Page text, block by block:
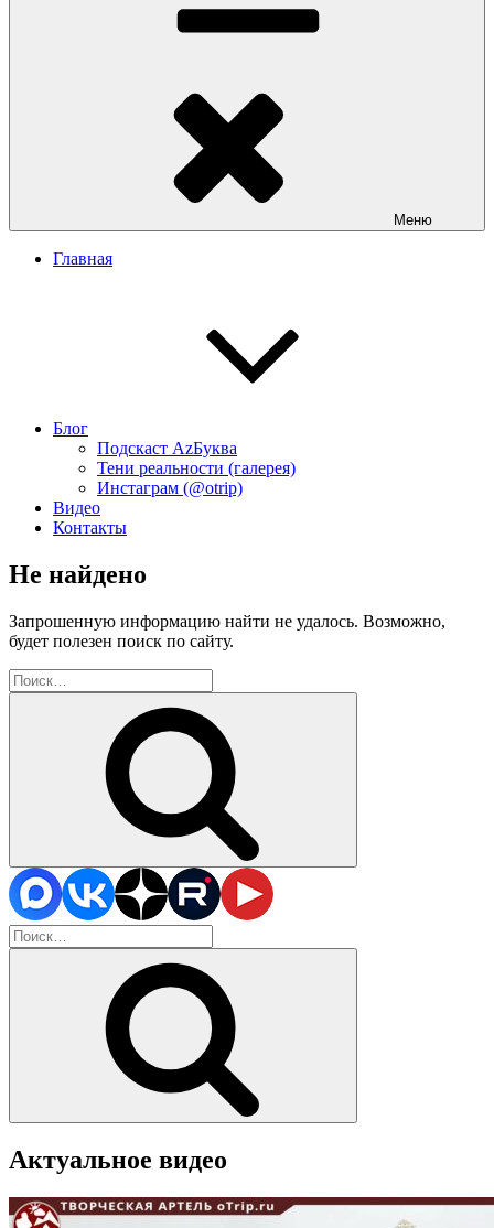
Меню
Главная
Блог
Подскаст АzБуква
Тени реальности (галерея)
Инстаграм (@otrip)
Видео
Контакты
Не найдено
Запрошенную информацию найти не удалось. Возможно,
будет полезен поиск по сайту.
Искать:
Искать:
Актуальное видео